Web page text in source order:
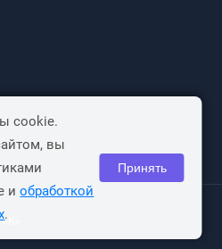
cookie.
вы
иобработкой
.
Принять